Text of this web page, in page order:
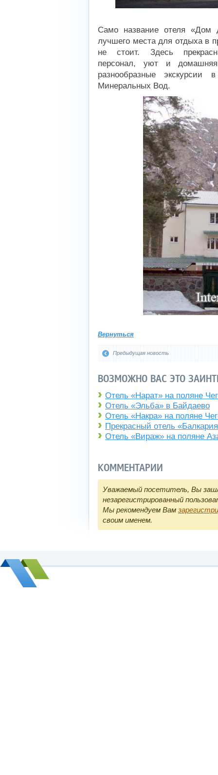
Само название отеля «Дом
лучшего места для отдыха в
не стоит. Здесь
персонал, уют и домашняя
разнообразные экскурсии
Минеральных Вод.
Вернуться
Предыдущая новость
ВОЗМОЖНО ВАС ЭТО
Отель «Нарат» на поляне
Отель «Эльба» в Байдаево
Отель «Накра» на поляне
Прекрасный отель
Отель «Вираж» на поляне
КОММЕНТАРИИ
Уважаемый посетитель, Вы
незарегистрированный
Мы рекомендуем Вам
своим именем.